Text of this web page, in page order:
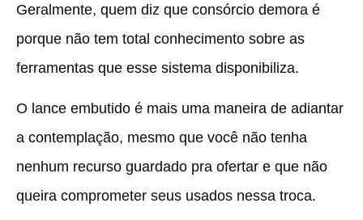
Geralmente, quem diz que consórcio demora é
porque não tem total conhecimento sobre as
ferramentas que esse sistema disponibiliza.
O lance embutido é mais uma maneira de adiantar
a contemplação, mesmo que você não tenha
nenhum recurso guardado pra ofertar e que não
queira comprometer seus usados nessa troca.